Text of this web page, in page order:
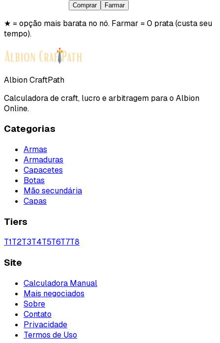
Comprar Farmar
★ = opção mais barata no nó. Farmar = 0 prata (custa seu
tempo).
Albion CraftPath
Calculadora de craft, lucro e arbitragem para o Albion
Online.
Categorias
Armas
Armaduras
Capacetes
Botas
Mão secundária
Capas
Tiers
T1T2T3T4T5T6T7T8
Site
Calculadora Manual
Mais negociados
Sobre
Contato
Privacidade
Termos de Uso